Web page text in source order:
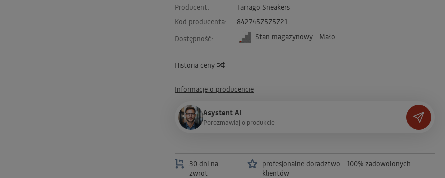
Producent:
Tarrago Sneakers
Kod producenta:
8427457575721
Dostępność:
Stan magazynowy - Mało
Historia ceny
Informacje o producencie
Asystent AI
Porozmawiaj o produkcie
30 dni na
zwrot
profesjonalne doradztwo - 100% zadowolonych
klientów